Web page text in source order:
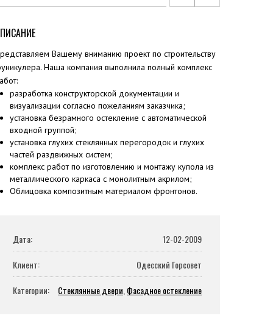
Вашему вниманию проект по строительству
Наша компания выполнила полный комплекс
разработка конструкторской документации и
визуализации согласно пожеланиям заказчика;
установка безрамного остекление с автоматической
входной группой;
установка глухих стеклянных перегородок и глухих
частей раздвижных систем;
комплекс работ по изготовлению и монтажу купола из
металлического каркаса с монолитным акрилом;
Облицовка композитным материалом фронтонов.
Дата:
12-02-2009
Клиент:
Одесский Горсовет
Категории:
Стеклянные двери Фасадное остекление